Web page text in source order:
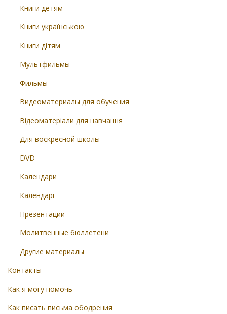
Книги детям
Книги українською
Книги дітям
Мультфильмы
Фильмы
Видеоматериалы для обучения
Відеоматеріали для навчання
Для воскресной школы
DVD
Календари
Календарі
Презентации
Молитвенные бюллетени
Другие материалы
Контакты
Как я могу помочь
Как писать письма ободрения